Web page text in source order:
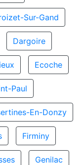
Sur-Gand
Dargoire
Ecoche
Paul
En-Donzy
Firminy
Genilac